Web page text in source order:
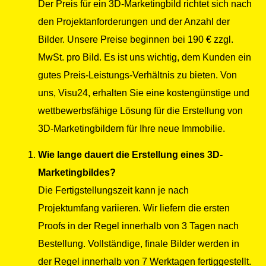
Der Preis für ein 3D-Marketingbild richtet sich nach
den Projektanforderungen und der Anzahl der
Bilder. Unsere Preise beginnen bei 190 € zzgl.
MwSt. pro Bild. Es ist uns wichtig, dem Kunden ein
gutes Preis-Leistungs-Verhältnis zu bieten. Von
uns, Visu24, erhalten Sie eine kostengünstige und
wettbewerbsfähige Lösung für die Erstellung von
3D-Marketingbildern für Ihre neue Immobilie.
Wie lange dauert die Erstellung eines 3D-
Marketingbildes?
Die Fertigstellungszeit kann je nach
Projektumfang variieren. Wir liefern die ersten
Proofs in der Regel innerhalb von 3 Tagen nach
Bestellung. Vollständige, finale Bilder werden in
der Regel innerhalb von 7 Werktagen fertiggestellt.